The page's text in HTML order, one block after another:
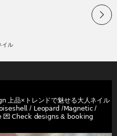
イル
上品×トレンドで魅せる大人ネイル
/ 𝖫𝖾𝗈𝗉𝖺𝗋𝖽 /𝖬𝖺𝗀𝗇𝖾𝗍𝗂𝖼 /
💌 𝖢𝗁𝖾𝖼𝗄 𝖽𝖾𝗌𝗂𝗀𝗇𝗌 & 𝖻𝗈𝗈𝗄𝗂𝗇𝗀